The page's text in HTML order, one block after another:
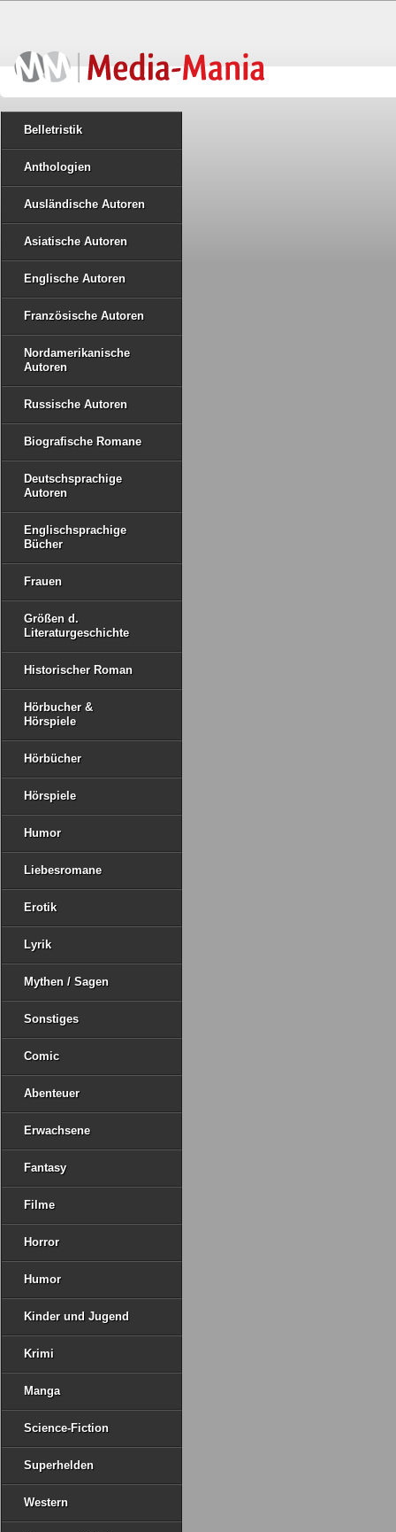
Belletristik
Anthologien
Ausländische Autoren
Asiatische Autoren
Englische Autoren
Französische Autoren
Nordamerikanische
Autoren
Russische Autoren
Biografische Romane
Deutschsprachige
Autoren
Englischsprachige
Bücher
Frauen
Größen d.
Literaturgeschichte
Historischer Roman
Hörbucher &
Hörspiele
Hörbücher
Hörspiele
Humor
Liebesromane
Erotik
Lyrik
Mythen / Sagen
Sonstiges
Comic
Abenteuer
Erwachsene
Fantasy
Filme
Horror
Humor
Kinder und Jugend
Krimi
Manga
Science-Fiction
Superhelden
Western